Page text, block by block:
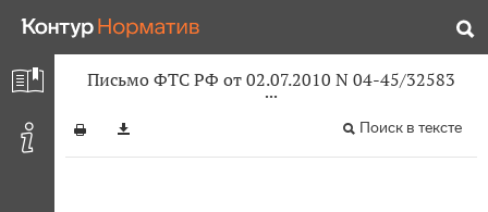
Письмо ФТС РФ от 02.07.2010 N 04-45/32583
Поиск в тексте